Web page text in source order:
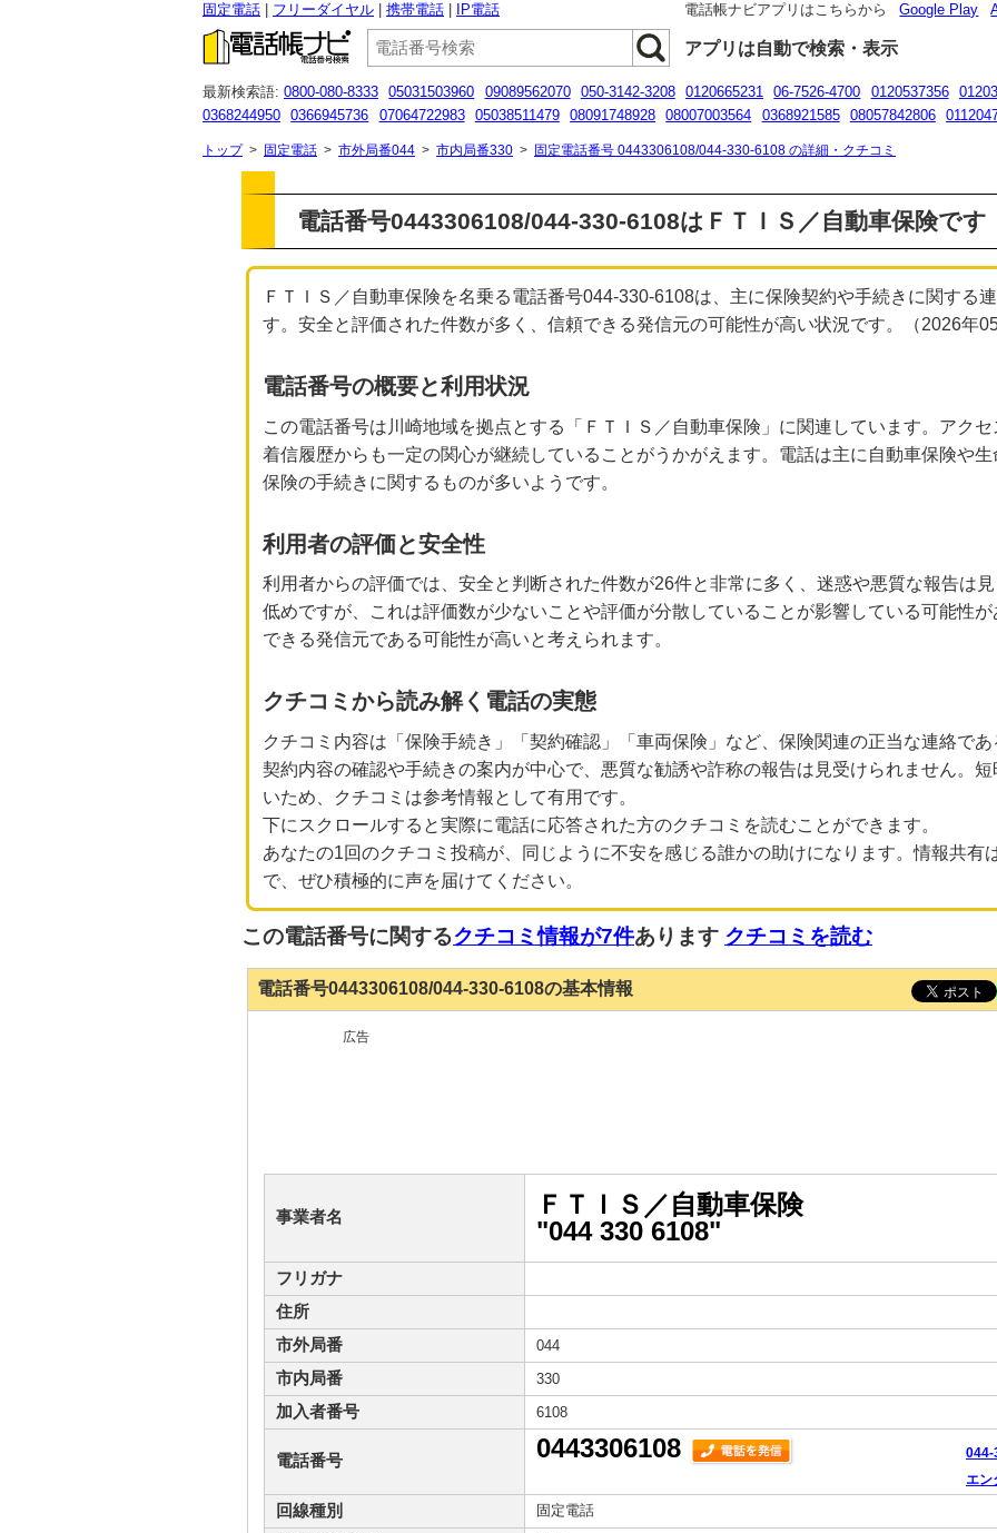
固定電話 フリーダイヤル 携帯電話 IP電話 電話帳ナビアプリはこちらから Google Play
アプリは自動で検索・表示
最新検索語: 0800-080-8333 05031503960 09089562070 050-3142-3208 0120665231 06-7526-4700 0120537356
0368244950
0366945736 07064722983 05038511479 08091748928 08007003564 0368921585 08057842806
トップ> 固定電話 > 市外局番044 > 市内局番330 > 固定電話番号 0443306108/044-330-6108 の詳細・クチコミ
電話番号0443306108/044-330-6108はＦＴＩＳ／自動車保険です
ＦＴＩＳ／自動車保険を名乗る電話番号044-330-6108は、主に保険契約や手続きに関する
す。安全と評価された件数が多く、信頼できる発信元の可能性が高い状況です。（2026年05
電話番号の概要と利用状況
この電話番号は川崎地域を拠点とする「ＦＴＩＳ／自動車保険」に関連しています。アク
着信履歴からも一定の関心が継続していることがうかがえます。電話は主に自動車保険や
保険の手続きに関するものが多いようです。
利用者の評価と安全性
利用者からの評価では、安全と判断された件数が26件と非常に多く、迷惑や悪質な報告は
低めですが、これは評価数が少ないことや評価が分散していることが影響している可能性
できる発信元である可能性が高いと考えられます。
クチコミから読み解く電話の実態
クチコミ内容は「保険手続き」「契約確認」「車両保険」など、保険関連の正当な連絡で
契約内容の確認や手続きの案内が中心で、悪質な勧誘や詐称の報告は見受けられません。
いため、クチコミは参考情報として有用です。
下にスクロールすると実際に電話に応答された方のクチコミを読むことができます。
あなたの1回のクチコミ投稿が、同じように不安を感じる誰かの助けになります。情報共有
で、ぜひ積極的に声を届けてください。
この電話番号に関するクチコミ情報が7件あります クチコミを読む
電話番号0443306108/044-330-6108の基本情報
広告
事業者名
ＦＴＩＳ／自動車保険
"044 330 6108"
フリガナ
住所
市外局番
044
市内局番 330
加入者番号 6108
電話番号
044-
エン
0443306108
回線種別 固定電話